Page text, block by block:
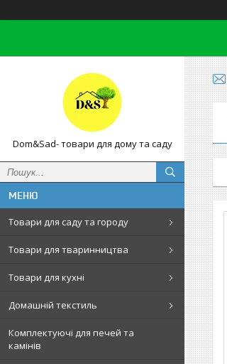
Dom&Sad- товари для дому та саду
Товари для саду та городу
Товари для тваринництва
Товари для кухні
Домашній текстиль
Комплектуючі для печей та
камінів